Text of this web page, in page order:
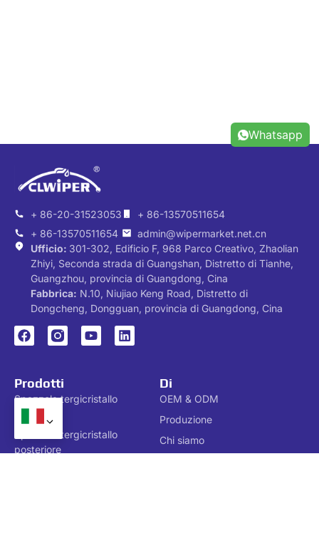
+ 86-20-31523053
+ 86-13570511654
+ 86-13570511654
admin@wipermarket.net.cn
Ufficio: 301-302, Edificio F, 968 Parco Creativo, Zhaolian
Zhiyi, Seconda strada di Guangshan, Distretto di Tianhe,
Guangzhou, provincia di Guangdong, Cina
Fabbrica: N.10, Niujiao Keng Road, Distretto di
Dongcheng, Dongguan, provincia di Guangdong, Cina
Prodotti
Spazzola tergicristallo
Spazzola tergicristallo
posteriore
Di
OEM & ODM
Produzione
Chi siamo
Whatsapp